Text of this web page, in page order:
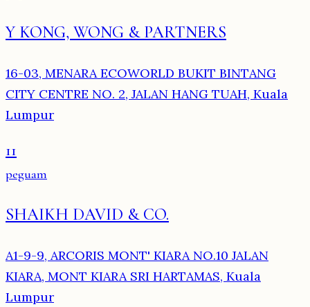
Y KONG, WONG & PARTNERS
16-03, MENARA ECOWORLD BUKIT BINTANG
CITY CENTRE NO. 2, JALAN HANG TUAH, Kuala
Lumpur
11
peguam
SHAIKH DAVID & CO.
A1-9-9, ARCORIS MONT' KIARA NO.10 JALAN
KIARA, MONT KIARA SRI HARTAMAS, Kuala
Lumpur